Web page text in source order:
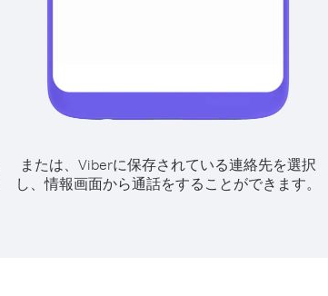
または、Viberに保存されている連絡先を選択
し、情報画面から通話をすることができます。